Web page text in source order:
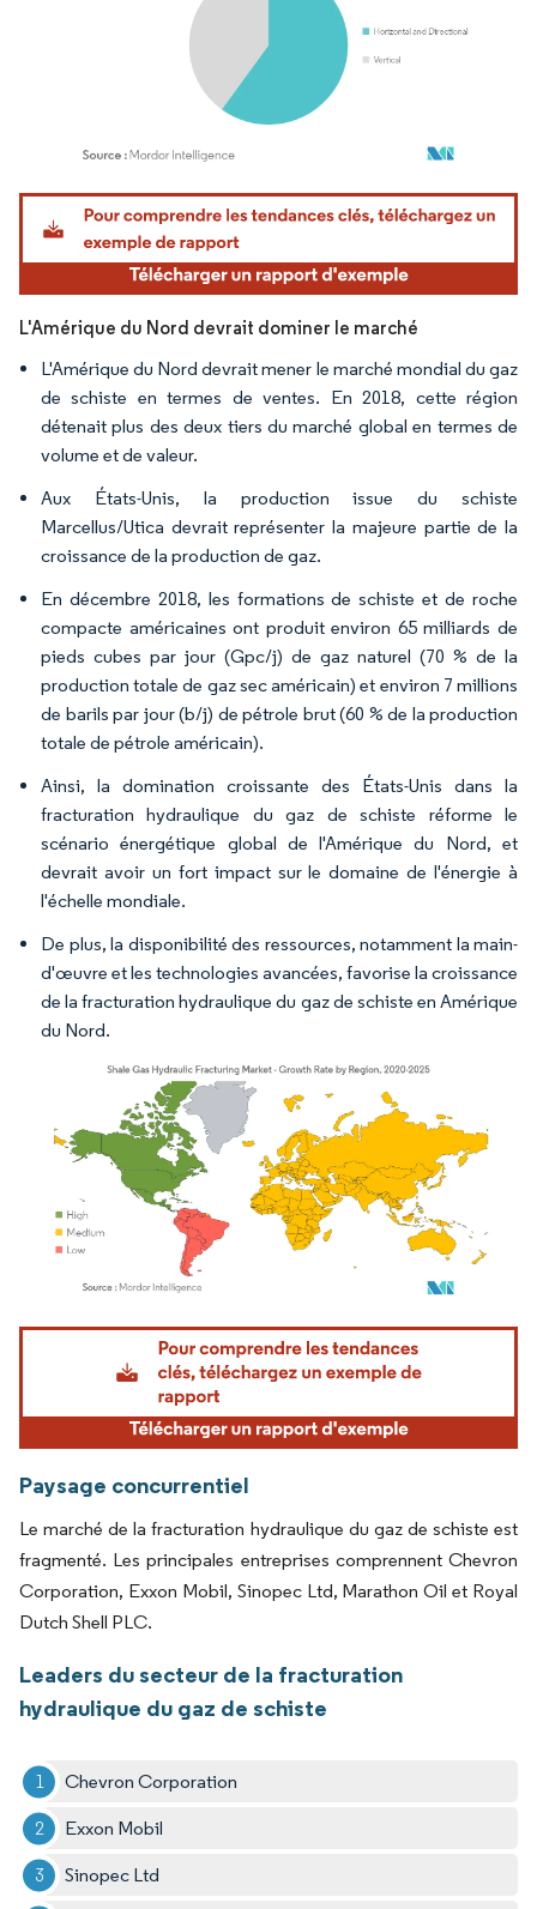
Image © Mordor Intelligence. La réutilisation nécessite une attribution sous CC BY
L'Amérique du Nord devrait dominer le marché
L'Amérique du Nord devrait mener le marché mondial du gaz
de schiste en termes de ventes. En 2018, cette région
détenait plus des deux tiers du marché global en termes de
volume et de valeur.
Aux États-Unis, la production issue du schiste
Marcellus/Utica devrait représenter la majeure partie de la
croissance de la production de gaz.
En décembre 2018, les formations de schiste et de roche
compacte américaines ont produit environ 65 milliards de
pieds cubes par jour (Gpc/j) de gaz naturel (70 % de la
production totale de gaz sec américain) et environ 7 millions
de barils par jour (b/j) de pétrole brut (60 % de la production
totale de pétrole américain).
Ainsi, la domination croissante des États-Unis dans la
fracturation hydraulique du gaz de schiste réforme le
scénario énergétique global de l'Amérique du Nord, et
devrait avoir un fort impact sur le domaine de l'énergie à
l'échelle mondiale.
De plus, la disponibilité des ressources, notamment la main-
d'œuvre et les technologies avancées, favorise la croissance
de la fracturation hydraulique du gaz de schiste en Amérique
du Nord.
Image © Mordor Intelligence. La réutilisation nécessite une attribution sous CC BY
Paysage concurrentiel
Le marché de la fracturation hydraulique du gaz de schiste est
fragmenté. Les principales entreprises comprennent Chevron
Corporation, Exxon Mobil, Sinopec Ltd, Marathon Oil et Royal
Dutch Shell PLC.
Leaders du secteur de la fracturation
hydraulique du gaz de schiste
Chevron Corporation
Exxon Mobil
Sinopec Ltd